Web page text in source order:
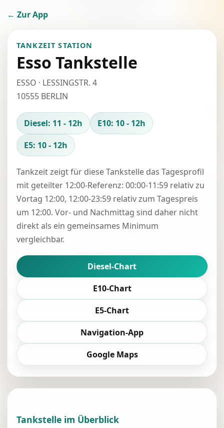
← Zur App
TANKZEIT STATION
Esso Tankstelle
ESSO · LESSINGSTR. 4
10555 BERLIN
Diesel: 11 - 12h
E10: 10 - 12h
E5: 10 - 12h
Tankzeit zeigt für diese Tankstelle das Tagesprofil
mit geteilter 12:00-Referenz: 00:00-11:59 relativ zu
Vortag 12:00, 12:00-23:59 relativ zum Tagespreis
um 12:00. Vor- und Nachmittag sind daher nicht
direkt als ein gemeinsames Minimum
vergleichbar.
Diesel-Chart
E10-Chart
E5-Chart
Navigation-App
Google Maps
Tankstelle im Überblick